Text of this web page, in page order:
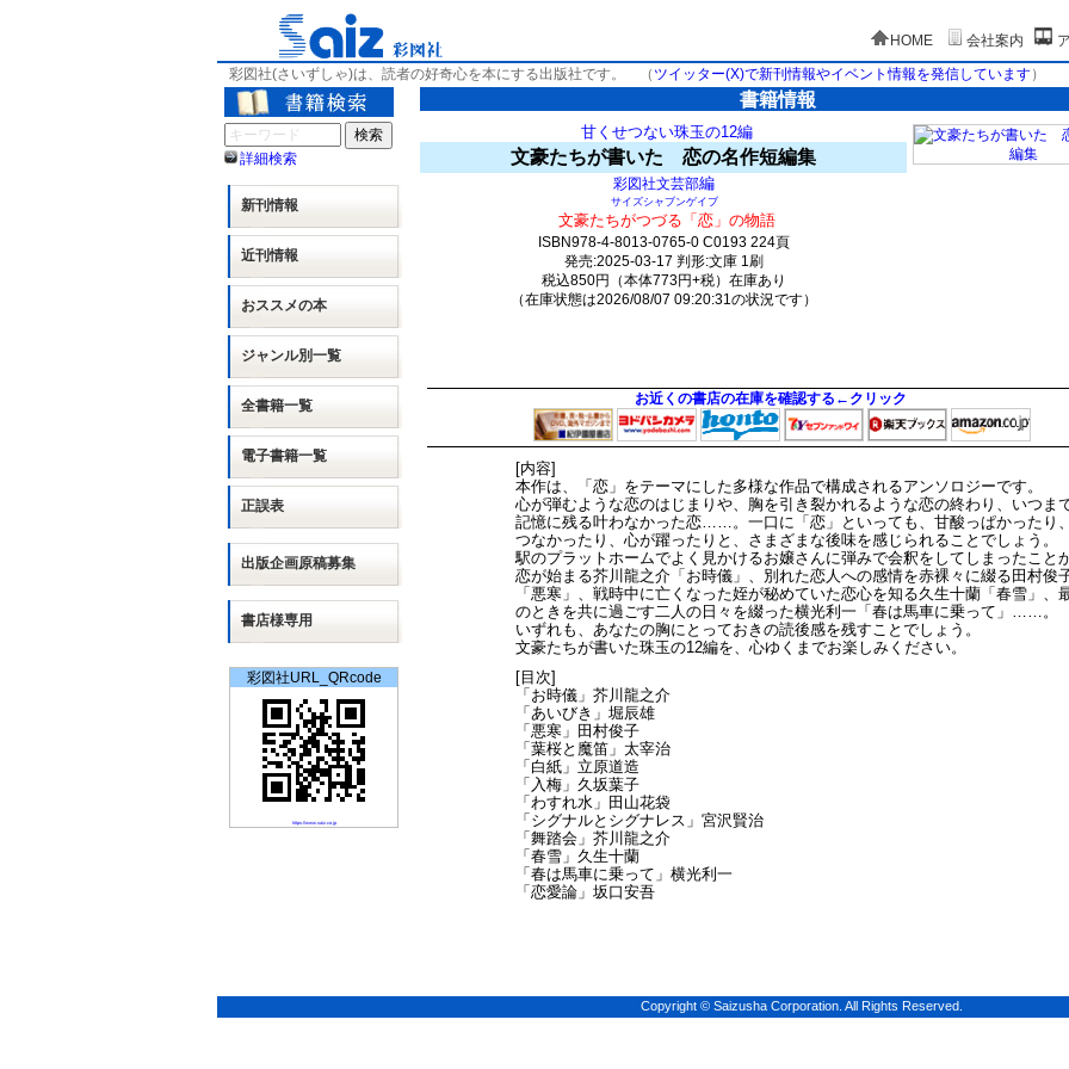
HOME 会社案内
彩図社(さいずしゃ)は、読者の好奇心を本にする出版社です。
（ ツイッター(X)で新刊情報やイベント情報を発信しています）
詳細検索
新刊情報
近刊情報
おススメの本
ジャンル別一覧
全書籍一覧
電子書籍一覧
正誤表
出版企画原稿募集
書店様専用
彩図社URL_QRcode
https://www.saiz.co.jp
書籍情報
甘くせつない珠玉の12編
文豪たちが書いた 恋の名作短編集
彩図社文芸部編
サイズシャブンゲイブ
文豪たちがつづる「恋」の物語
ISBN978-4-8013-0765-0 C0193 224頁
発売:2025-03-17 判形:文庫 1刷
税込850円（本体773円+税）在庫あり
（在庫状態は2026/08/07 09:20:31の状況です）
お近くの書店の在庫を確認する←クリック
[内容]
本作は、「恋」をテーマにした多様な作品で構成されるアンソロジーです。
心が弾むような恋のはじまりや、胸を引き裂かれるような恋の終わり、いつま
記憶に残る叶わなかった恋……。一口に「恋」といっても、甘酸っぱかったり
つなかったり、心が躍ったりと、さまざまな後味を感じられることでしょう。
駅のプラットホームでよく見かけるお嬢さんに弾みで会釈をしてしまったこと
恋が始まる芥川龍之介「お時儀」、別れた恋人への感情を赤裸々に綴る田村俊
「悪寒」、戦時中に亡くなった姪が秘めていた恋心を知る久生十蘭「春雪」、
のときを共に過ごす二人の日々を綴った横光利一「春は馬車に乗って」……。
いずれも、あなたの胸にとっておきの読後感を残すことでしょう。
文豪たちが書いた珠玉の12編を、心ゆくまでお楽しみください。
[目次]
「お時儀」芥川龍之介
「あいびき」堀辰雄
「悪寒」田村俊子
「葉桜と魔笛」太宰治
「白紙」立原道造
「入梅」久坂葉子
「わすれ水」田山花袋
「シグナルとシグナレス」宮沢賢治
「舞踏会」芥川龍之介
「春雪」久生十蘭
「春は馬車に乗って」横光利一
「恋愛論」坂口安吾
Copyright © Saizusha Corporation. All Rights Reserved.